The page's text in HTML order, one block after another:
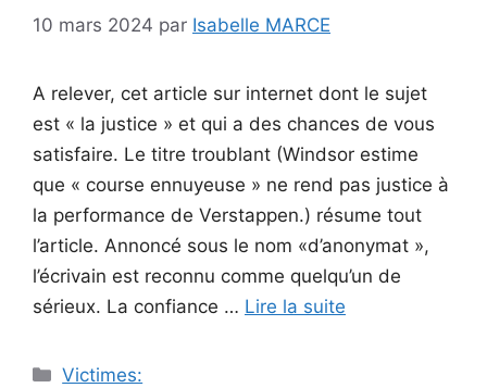
10 mars 2024 par Isabelle MARCE
A relever, cet article sur internet dont le sujet
est « la justice » et qui a des chances de vous
satisfaire. Le titre troublant (Windsor estime
que « course ennuyeuse » ne rend pas justice à
la performance de Verstappen.) résume tout
l’article. Annoncé sous le nom «d’anonymat »,
l’écrivain est reconnu comme quelqu’un de
sérieux. La confiance … Lire la suite
Catégories
Victimes: